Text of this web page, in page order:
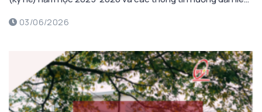
quan tới công tác giáo vụ, công tác sinh viên, lịch học đầu
03/06/2026